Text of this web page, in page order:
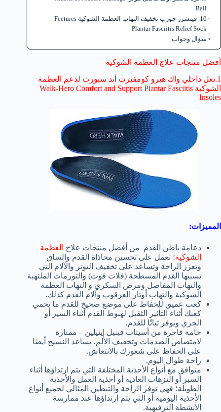
Ball
10. فيتشرز جورب تخفيف التهاب العظمة الشوكية Feetures
Plantar Fasciitis Relief Sock
سؤال وجواب
أفضل منتجات علاج العظمة الشوكية
1.نعل داخلي واك هيرو كومفيرت أند سبورت لدعم العظمة
الشوكية Walk-Hero Comfort and Support Plantar Fasciitis
Insoles
المميزات:
دعامة باطن القدم من أفضل منتجات علاج العظمة
الشوكية؛ تعمل على تحسين محاذاة القدم والساق
وتعزز الراحة وتساعد على تخفيف التوتر والآلام التي
تسببها القدم المسطحة (فلات فوت) والتورمات الملتهبة
والتهاب المفاصل ومرض السكري و التهاب العظمة
الشوكية والتهاب أوتار العرقوب وآلام القدم كذلك.
كعب عميق للحفاظ على موضع صحيح للقدم ما يحمي
كعبك أثناء التأثير الثقيل لهبوط القدم أثناء السير أو
الجري ويوفر ثباتًا للقدم.
خامة فاخرة من أسيتات فينيل إيثيلين – ممتازة
لامتصاص الصدمات وتخفيف الألم، يساعد النسيج أيضًا
على الحفاظ على شعورك بالانتعاش.
راحة طوال اليوم.
متوافق مع أنواع الأحذية المختلفة التي يتم ارتداؤها أثناء
السير أو النزهات العادية أو أحذية العمل والأحذية
الطويلة؛ فهي توفر الراحة والتبطين المثالي لجميع أنواع
الأحذية اليومية أو التي يتم ارتداؤها عند ممارسة
الأنشطة الترفيهية.